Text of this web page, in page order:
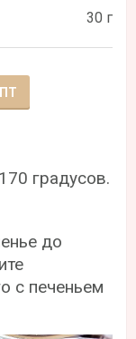
30 г
градусов.
до
с печеньем